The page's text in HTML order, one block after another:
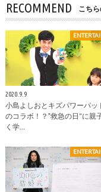
RECOMMEND こちら
2020.9.9
小島よしおとキズパワーパッ
のコラボ！？‟救急の日”に親
く学…